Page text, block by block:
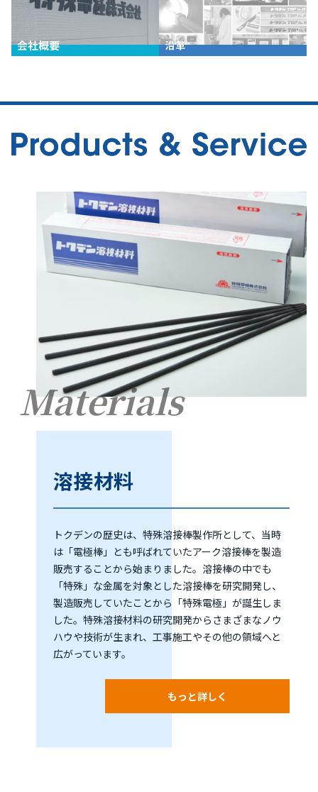
Materials
溶接材料
トクデンの歴史は、特殊溶接棒製作所として、当時
は「電極棒」とも呼ばれていたアーク溶接棒を製造
販売することから始まりました。溶接棒の中でも
「特殊」な金属を対象とした溶接棒を研究開発し、
製造販売していたことから「特殊電極」が誕生しま
した。特殊溶接材料の研究開発からさまざまなノウ
ハウや技術が生まれ、工事施工やその他の領域へと
広がっています。
もっと詳しく